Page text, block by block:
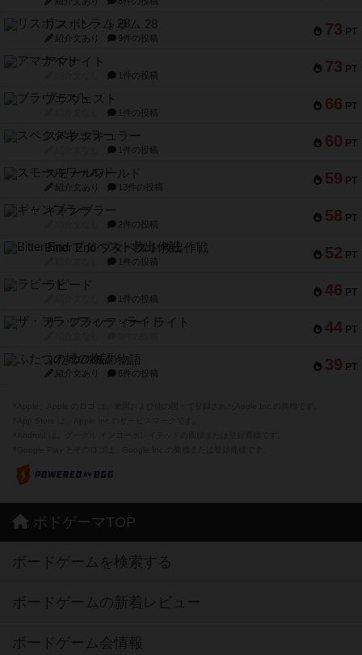
73 PT
リスボン・トラム 28
紹介文あり 9件の投稿
73 PT
アマナイト
1件の投稿
66 PT
ブラヴェスト
1件の投稿
60 PT
スペクタキュラー
1件の投稿
59 PT
スモールワールド
紹介文あり 13件の投稿
58 PT
ギャンブラー
2件の投稿
52 PT
Bitter End ブタペスト救出作戦
1件の投稿
46 PT
ラピード
1件の投稿
44 PT
ザ・フラッフィー・ライト
39 PT
ふたつの城の物語
紹介文あり 6件の投稿
ボドゲーマTOP
ボードゲームを検索する
ボードゲームの新着レビュー
ボードゲーム会情報